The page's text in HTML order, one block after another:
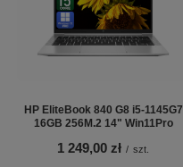
HP EliteBook 840 G8 i5-1145G7
16GB 256M.2 14" Win11Pro
1 249,00 zł / szt.